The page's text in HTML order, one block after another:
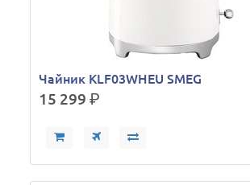
Чайник KLF03WHEU SMEG
15 299р.